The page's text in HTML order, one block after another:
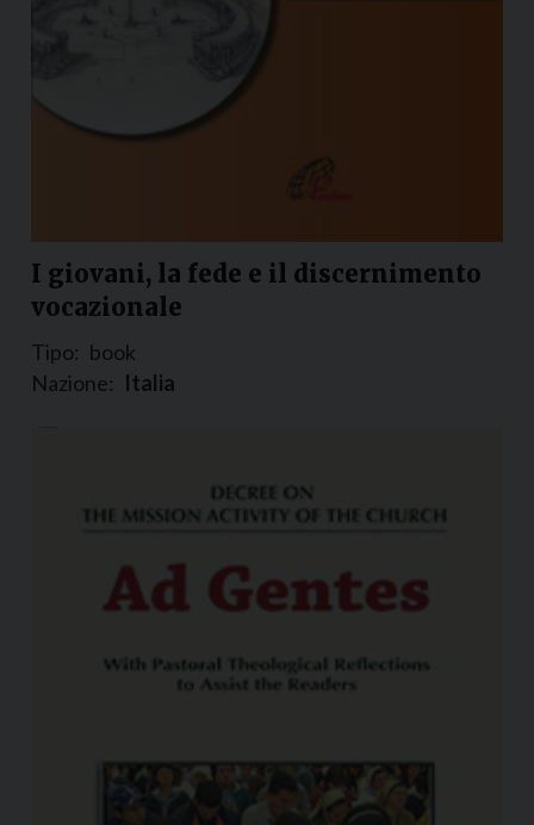
I giovani, la fede e il discernimento
vocazionale
Tipo: book
Nazione: Italia